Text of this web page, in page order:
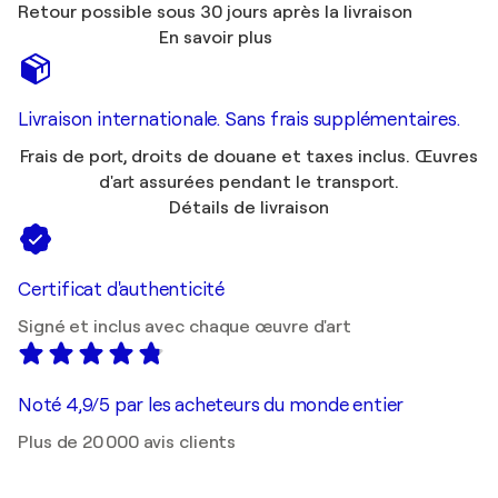
Retour possible sous 30 jours après la livraison
En savoir plus
Livraison internationale. Sans frais supplémentaires.
Frais de port, droits de douane et taxes inclus. Œuvres
d'art assurées pendant le transport.
Détails de livraison
Certificat d'authenticité
Signé et inclus avec chaque œuvre d'art
Noté 4,9/5 par les acheteurs du monde entier
Plus de 20 000 avis clients